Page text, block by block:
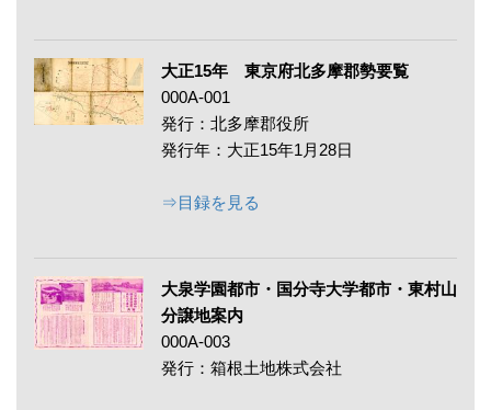
大正15年 東京府北多摩郡勢要覧
000A-001
発行：北多摩郡役所
発行年：大正15年1月28日
⇒目録を見る
大泉学園都市・国分寺大学都市・東村山
分譲地案内
000A-003
発行：箱根土地株式会社